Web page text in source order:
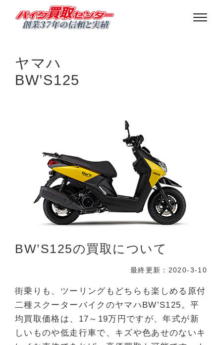
ヤマハ
BW’S125
BW’S125の買取について
最終更新：2020-3-10
街乗りも、ツーリングもどちらも楽しめる原付
二種スクーターバイクのヤマハBW’S125。平
均買取価格は、17～19万円ですが、年式が新
しいものや低走行車で、キズや色あせのないキ